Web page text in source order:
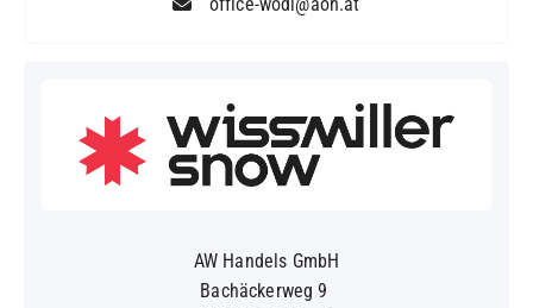
AW Handels GmbH
Bachäckerweg 9